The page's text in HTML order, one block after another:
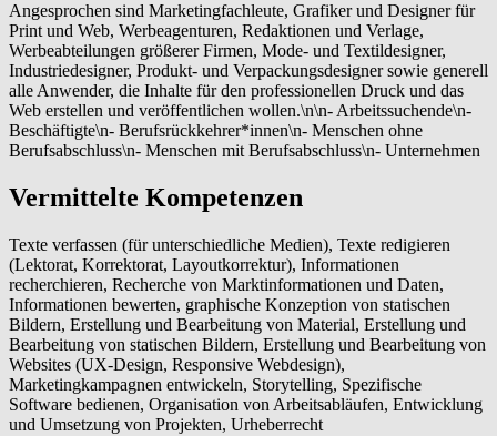
Angesprochen sind Marketingfachleute, Grafiker und Designer für
Print und Web, Werbeagenturen, Redaktionen und Verlage,
Werbeabteilungen größerer Firmen, Mode- und Textildesigner,
Industriedesigner, Produkt- und Verpackungsdesigner sowie generell
alle Anwender, die Inhalte für den professionellen Druck und das
Web erstellen und veröffentlichen wollen.\n\n- Arbeitssuchende\n-
Beschäftigte\n- Berufsrückkehrer*innen\n- Menschen ohne
Berufsabschluss\n- Menschen mit Berufsabschluss\n- Unternehmen
Vermittelte Kompetenzen
Texte verfassen (für unterschiedliche Medien), Texte redigieren
(Lektorat, Korrektorat, Layoutkorrektur), Informationen
recherchieren, Recherche von Marktinformationen und Daten,
Informationen bewerten, graphische Konzeption von statischen
Bildern, Erstellung und Bearbeitung von Material, Erstellung und
Bearbeitung von statischen Bildern, Erstellung und Bearbeitung von
Websites (UX-Design, Responsive Webdesign),
Marketingkampagnen entwickeln, Storytelling, Spezifische
Software bedienen, Organisation von Arbeitsabläufen, Entwicklung
und Umsetzung von Projekten, Urheberrecht